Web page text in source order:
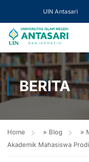
UIN Antasari
BERITA
Home » Blog »
Akademik Mahasiswa